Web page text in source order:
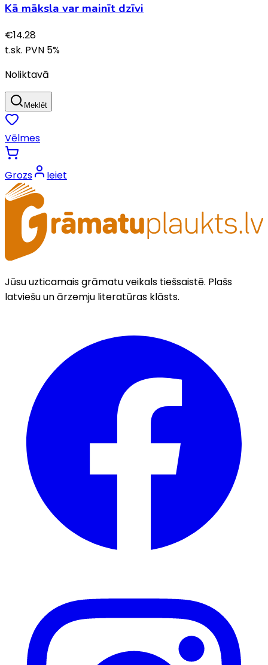
Kā māksla var mainīt dzīvi
€14.28
t.sk. PVN 5%
Noliktavā
Meklēt
Vēlmes
Grozs Ieiet
Jūsu uzticamais grāmatu veikals tiešsaistē. Plašs
latviešu un ārzemju literatūras klāsts.